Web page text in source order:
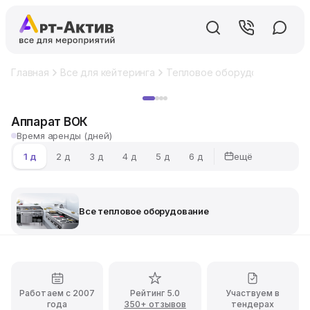
Главная Все для кейтеринга Тепловое оборудование
Аппарат ВОК
Время аренды (дней)
1 д
2 д 3 д 4 д 5 д 6 д ещё
Все тепловое оборудование
Работаем с 2007
года
Рейтинг 5.0
350+ отзывов
Участвуем в
тендерах